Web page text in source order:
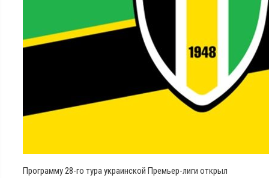
Программу 28-го тура украинской Премьер-лиги открыл